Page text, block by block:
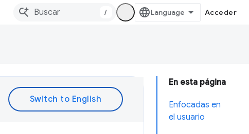
/ Acceder
En esta página
Enfocadas en
el usuario